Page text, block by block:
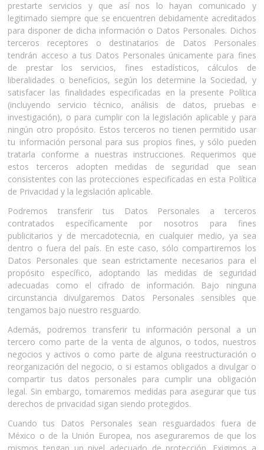
prestarte servicios y que así nos lo hayan comunicado y
legitimado siempre que se encuentren debidamente acreditados
para disponer de dicha información o Datos Personales. Dichos
terceros receptores o destinatarios de Datos Personales
tendrán acceso a tus Datos Personales únicamente para fines
de prestar los servicios, fines estadísticos, cálculos de
liberalidades o beneficios, según los determine la Sociedad, y
satisfacer las finalidades especificadas en la presente Política
(incluyendo servicio técnico, análisis de datos, pruebas e
investigación), o para cumplir con la legislación aplicable y para
ningún otro propósito. Estos terceros no tienen permitido usar
tu información personal para sus propios fines, y sólo pueden
tratarla conforme a nuestras instrucciones. Requerimos que
estos terceros adopten medidas de seguridad que sean
consistentes con las protecciones especificadas en esta Política
de Privacidad y la legislación aplicable.
Podremos transferir tus Datos Personales a terceros
contratados específicamente por nosotros para fines
publicitarios y de mercadotecnia, en cualquier medio, ya sea
dentro o fuera del país. En este caso, sólo compartiremos los
Datos Personales que sean estrictamente necesarios para el
propósito específico, adoptando las medidas de seguridad
adecuadas como el cifrado de información. Bajo ninguna
circunstancia divulgaremos Datos Personales sensibles que
tengamos bajo nuestro resguardo.
Además, podremos transferir tu información personal a un
tercero como parte de la venta de algunos, o todos, nuestros
negocios y activos o como parte de alguna reestructuración o
reorganización del negocio, o si estamos obligados a divulgar o
compartir tus datos personales para cumplir una obligación
legal. Sin embargo, tomaremos medidas para asegurar que tus
derechos de privacidad sigan siendo protegidos.
Cuando tus Datos Personales sean resguardados fuera de
México o de la Unión Europea, nos aseguraremos de que los